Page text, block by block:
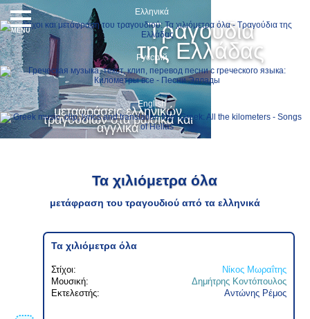
Τραγούδια
της Ελλάδας
μεταφράσεις ελληνικών
τραγουδιών στα ρωσικά και
αγγλικά
Ελληνικά
Русский
English
MENU
Τα χιλιόμετρα όλα
μετάφραση του τραγουδιού από τα ελληνικά
Τα χιλιόμετρα όλα
Στίχοι:
Νίκος Μωραΐτης
Μουσική:
Δημήτρης Κοντόπουλος
Εκτελεστής:
Αντώνης Ρέμος